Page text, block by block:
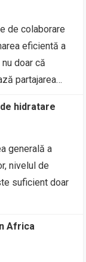
de colaborare
eficientă a
doar că
partajarea…
hidratare
generală a
nivelul de
suficient doar
Africa